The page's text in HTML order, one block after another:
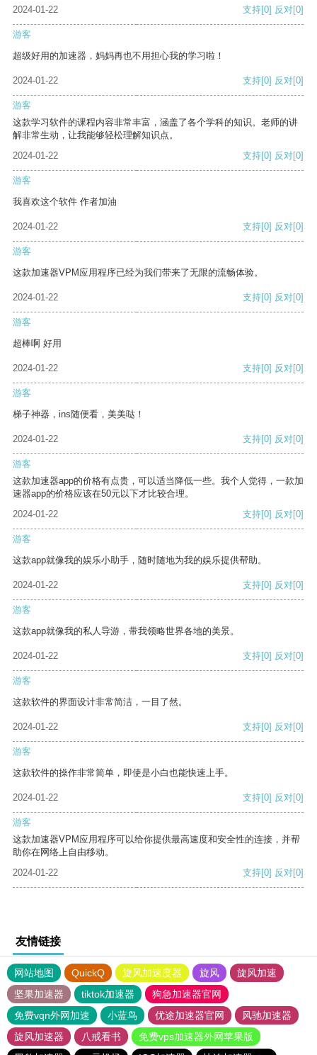
2024-01-22
支持[0] 反对[0]
游客
超级好用的加速器，妈妈再也不用担心我的学习啦！
2024-01-22 支持[0] 反对[0]
游客
这款学习软件的课程内容非常丰富，涵盖了各个学科的知识。老师的讲
解非常生动，让我能够轻松理解知识点。
2024-01-22
支持[0] 反对[0]
游客
我喜欢这个软件 作者加油
2024-01-22 支持[0] 反对[0]
游客
这款加速器VPM应用程序已经为我们带来了无限的流畅体验。
2024-01-22 支持[0] 反对[0]
游客
超棒啊 好用
2024-01-22 支持[0] 反对[0]
游客
梯子神器，ins随便看，美美哒！
2024-01-22 支持[0] 反对[0]
游客
这款加速器app的价格有点贵，可以适当降低一些。我个人觉得，一款加
速器app的价格应该在50元以下才比较合理。
2024-01-22
支持[0] 反对[0]
游客
这款app就像我的娱乐小助手，随时随地为我的娱乐提供帮助。
2024-01-22 支持[0] 反对[0]
游客
这款app就像我的私人导游，带我领略世界各地的美景。
2024-01-22 支持[0] 反对[0]
游客
这款软件的界面设计非常简洁，一目了然。
2024-01-22 支持[0] 反对[0]
游客
这款软件的操作非常简单，即使是小白也能快速上手。
2024-01-22 支持[0] 反对[0]
游客
这款加速器VPM应用程序可以给你提供最高速度和安全性的连接，并帮
助你在网络上自由移动。
2024-01-22
支持[0] 反对[0]
友情链接
网站地图 QuickQ 旋风加速度器 旋风
旋风加速
坚果加速器
tiktok加速器
狗急加速器官网
免费vqn外网加速
小蓝鸟 优途加速器官网
风驰加速器
旋风加速器
八戒看书
免费vps加速器外网苹果版